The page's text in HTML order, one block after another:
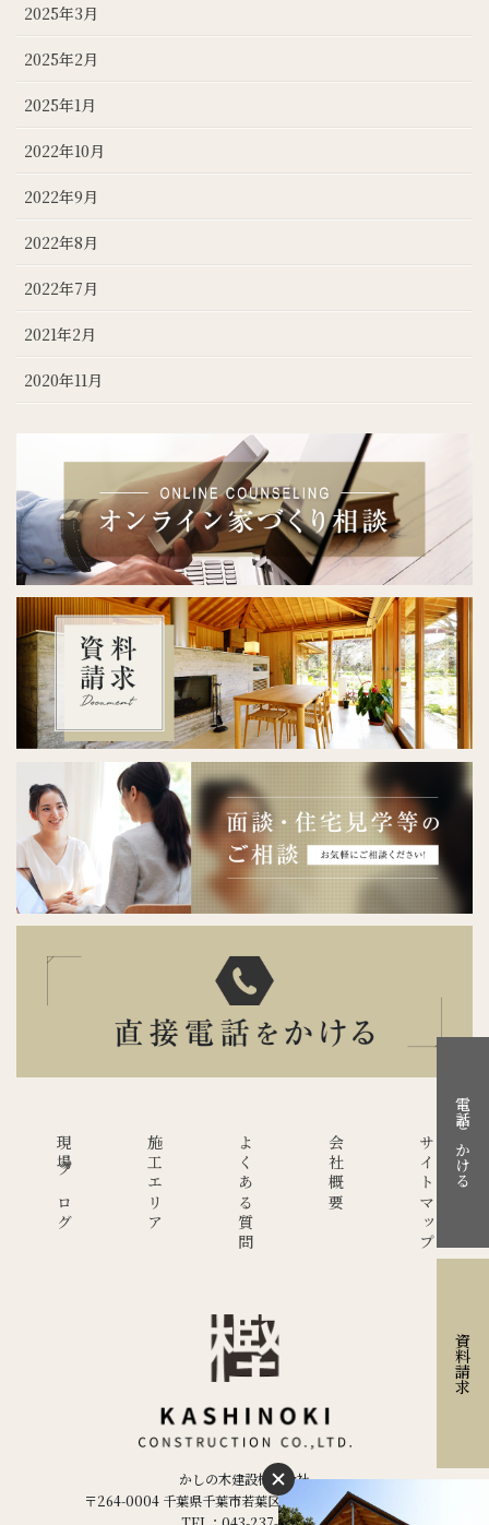
2025年3月
2025年2月
2025年1月
2022年10月
2022年9月
2022年8月
2022年7月
2021年2月
2020年11月
現場ブログ 施工エリア よくある質問 会社概要 サイトマップ
かしの木建設株式会社
〒264-0004 千葉県千葉市若葉区千城台西２丁目２−５
電話をかける
資料請求